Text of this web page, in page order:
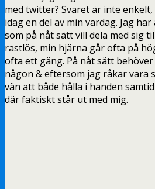
med twitter? Svaret är inte
idag en del av min vardag. Jag
som på nåt sätt vill dela med sig
rastlös, min hjärna går ofta på
ofta ett gäng. På nåt sätt
någon & eftersom jag råkar vara
vän att både hålla i handen
där faktiskt står ut med mig.